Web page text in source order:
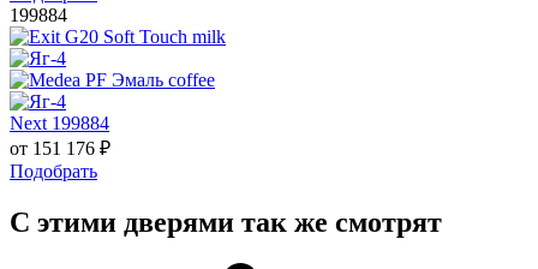
199884
Next 199884
от 151 176 ₽
Подобрать
С этими дверями так же смотрят